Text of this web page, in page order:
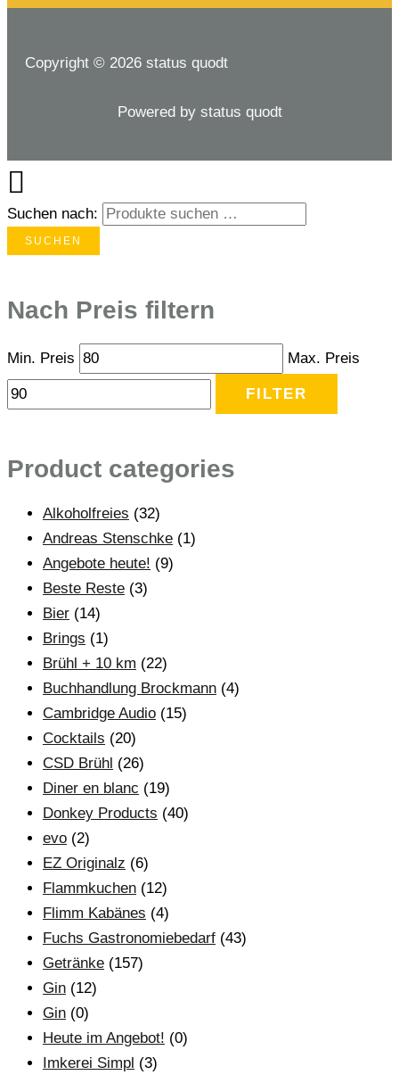
Copyright © 2026 status quodt
Powered by status quodt
Suchen nach:
SUCHEN
Nach Preis filtern
Min. Preis Max. Preis
FILTER
Product categories
Alkoholfreies (32)
Andreas Stenschke (1)
Angebote heute! (9)
Beste Reste (3)
Bier (14)
Brings (1)
Brühl + 10 km (22)
Buchhandlung Brockmann (4)
Cambridge Audio (15)
Cocktails (20)
CSD Brühl (26)
Diner en blanc (19)
Donkey Products (40)
evo (2)
EZ Originalz (6)
Flammkuchen (12)
Flimm Kabänes (4)
Fuchs Gastronomiebedarf (43)
Getränke (157)
Gin (12)
Gin (0)
Heute im Angebot! (0)
Imkerei Simpl (3)